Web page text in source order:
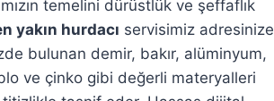
temelini dürüstlük ve şeffaflık
yakın hurdacı servisimiz adresinize
bulunan demir, bakır, alüminyum,
ve çinko gibi değerli materyalleri